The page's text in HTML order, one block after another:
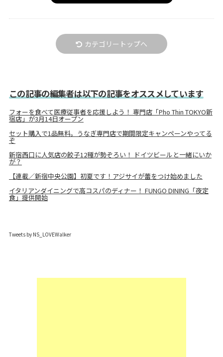
カテゴリートップへ
この記事の編集者は以下の記事をオススメしています
フォーを食べて医療従事者を応援しよう！ 専門店「Pho Thin TOKYO新
宿店」が3月14日オープン
セット購入で1品無料。うなぎ専門店で期間限定キャンペーンやってる
ぞ
新宿西口に人気店の餃子12種が勢ぞろい！ ドイツビールと一緒にいか
が？
【連載／新宿中央公園】初夏です！アジサイが蕾をつけ始めました
イタリアンダイニングで高コスパのディナー！ FUNGO DINING「夜定
食」提供開始
Tweets by NS_LOVEWalker